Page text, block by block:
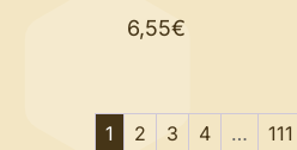
6,55€
1 2 3 4 … 111